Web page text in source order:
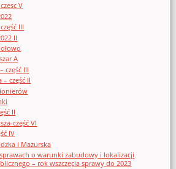
V
III
II
A
część III
część II
II
część VI
IV
i Mazurska
o warunki zabudowy i lokalizacji
– rok wszczęcia sprawy do 2023